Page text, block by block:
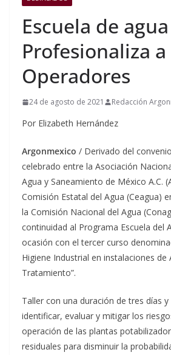
Escuela de agua
Profesionaliza a
Operadores
24 de agosto de 2021 Redacción
Por Elizabeth Hernández
Argonmexico / Derivado del
celebrado entre la Asociación
Agua y Saneamiento de México A.C.
Comisión Estatal del Agua (Ceagua)
la Comisión Nacional del Agua
continuidad al Programa Escuela del
ocasión con el tercer curso
Higiene Industrial en instalaciones de
Tratamiento”.
Taller con una duración de tres días
identificar, evaluar y mitigar los
operación de las plantas
residuales para disminuir la